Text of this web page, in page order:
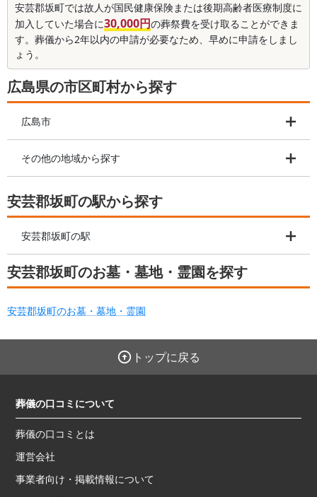
安芸郡坂町では故人が国民健康保険または後期高齢者医療制度に
加入していた場合に30,000円の葬祭費を受け取ることができま
す。葬儀から2年以内の申請が必要なため、早めに申請をしまし
ょう。
広島県の市区町村から探す
広島市
その他の地域から探す
安芸郡坂町の駅から探す
安芸郡坂町の駅
安芸郡坂町のお墓・墓地・霊園を探す
安芸郡坂町のお墓・墓地・霊園
トップに戻る
葬儀の口コミについて
葬儀の口コミとは
運営会社
事業者向け・掲載情報について